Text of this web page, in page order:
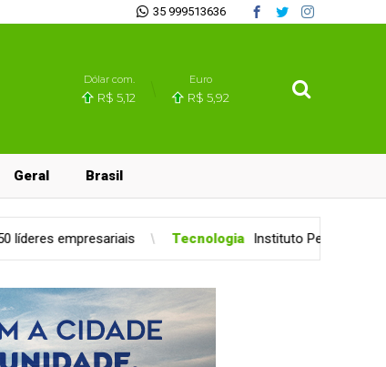
35 999513636
Dólar com.
R$ 5,12
Euro
R$ 5,92
Geral Brasil
Tecnologia Instituto Percorre abre vagas gratuitas em